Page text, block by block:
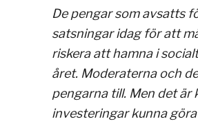
De pengar som avsatts
satsningar idag för att
riskera att hamna i
året. Moderaterna och
pengarna till. Men det är
investeringar kunna